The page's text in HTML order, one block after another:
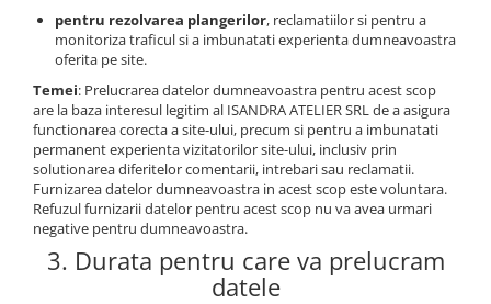
pentru rezolvarea plangerilor, reclamatiilor si pentru a
monitoriza traficul si a imbunatati experienta dumneavoastra
oferita pe site.
Temei: Prelucrarea datelor dumneavoastra pentru acest scop
are la baza interesul legitim al ISANDRA ATELIER SRL de a asigura
functionarea corecta a site-ului, precum si pentru a imbunatati
permanent experienta vizitatorilor site-ului, inclusiv prin
solutionarea diferitelor comentarii, intrebari sau reclamatii.
Furnizarea datelor dumneavoastra in acest scop este voluntara.
Refuzul furnizarii datelor pentru acest scop nu va avea urmari
negative pentru dumneavoastra.
3. Durata pentru care va prelucram
datele